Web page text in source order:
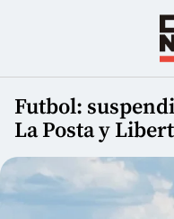
Futbol:
La Posta y